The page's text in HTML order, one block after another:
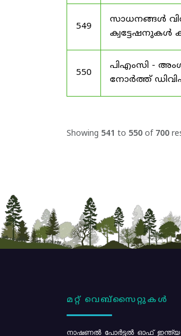
549
സാധനങ്ങൾ
ക്വട്ടേഷനുകൾ
550
പിഎംസി -
നോർത്ത്
Showing 541 to 550 of 700
മറ്റ് വെബ്സൈറ്റുകൾ
നാഷണൽ പോർട്ടൽ ഓഫ് ഇന്ത്യ